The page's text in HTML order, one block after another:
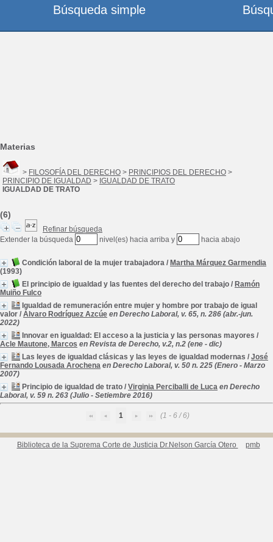
Materias
> FILOSOFÍA DEL DERECHO > PRINCIPIOS DEL DERECHO >
PRINCIPIO DE IGUALDAD > IGUALDAD DE TRATO
IGUALDAD DE TRATO
(6)
Refinar búsqueda
Extender la búsqueda
nivel(es) hacia arriba y hacia abajo
Condición laboral de la mujer trabajadora / Martha Márquez Garmendia
(1993)
El principio de igualdad y las fuentes del derecho del trabajo / Ramón
Muiño Fulco
Igualdad de remuneración entre mujer y hombre por trabajo de igual
valor / Álvaro Rodríguez Azcúe en Derecho Laboral, v. 65, n. 286 (abr.-jun.
2022)
Innovar en igualdad: El acceso a la justicia y las personas mayores /
Acle Mautone, Marcos en Revista de Derecho, v.2, n.2 (ene - dic)
Las leyes de igualdad clásicas y las leyes de igualdad modernas / José
Fernando Lousada Arochena en Derecho Laboral, v. 50 n. 225 (Enero - Marzo
2007)
Principio de igualdad de trato / Virginia Perciballi de Luca en Derecho
Laboral, v. 59 n. 263 (Julio - Setiembre 2016)
1 (1 - 6 / 6)
Biblioteca de la Suprema Corte de Justicia Dr.Nelson García Otero pmb
Búsqueda simple